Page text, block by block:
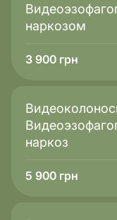
Показатель
Триглицериды
Что означает
На что влияет
Риск
Показатель
наркозом
3 900 грн
наркоз
5 900 грн